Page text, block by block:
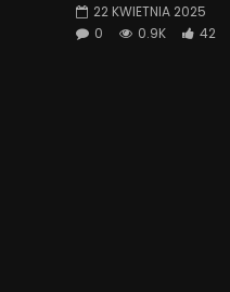
22 KWIETNIA 2025
0
0.9K 42